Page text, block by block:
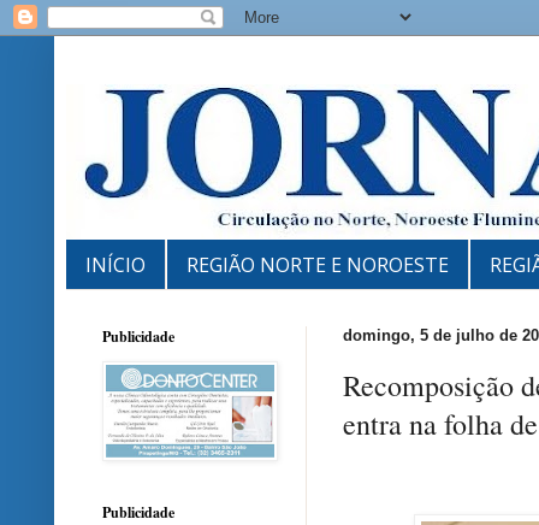
INÍCIO REGIÃO NORTE E NOROESTE
domingo, 5 de julho de
Recomposição
entra na folha
Publicidade
Publicidade